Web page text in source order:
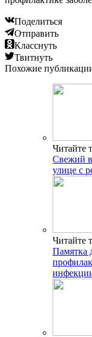
Поделиться
Отправить
Класснуть
Твитнуть
Похожие
Читайте
Свежий
улице с
Читайте
Памятка